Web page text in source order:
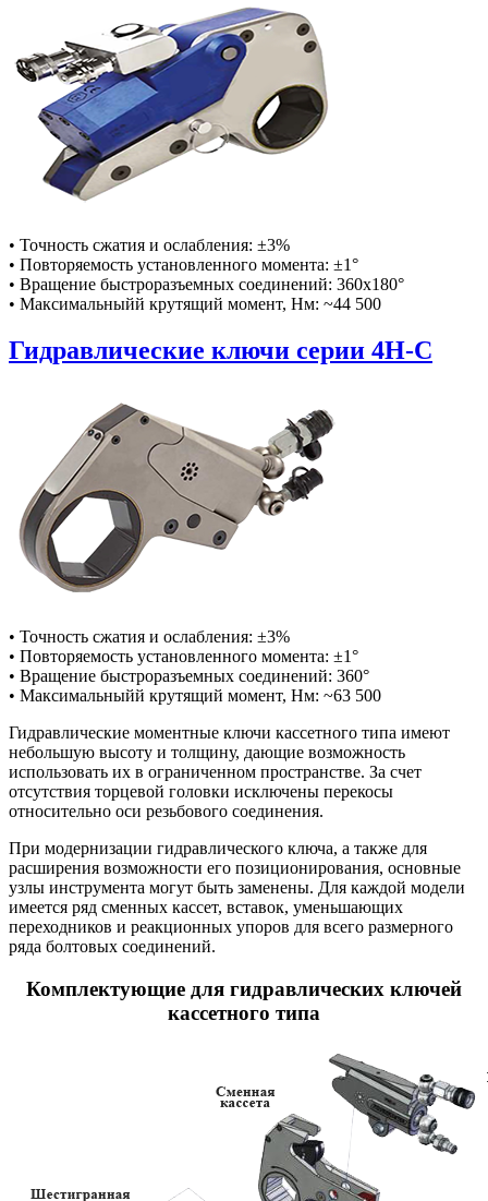
• Точность сжатия и ослабления: ±3%
• Повторяемость установленного момента: ±1°
• Вращение быстроразъемных соединений: 360x180°
• Максимальныйй крутящий момент, Нм: ~44 500
Гидравлические ключи серии 4H-C
• Точность сжатия и ослабления: ±3%
• Повторяемость установленного момента: ±1°
• Вращение быстроразъемных соединений: 360°
• Максимальныйй крутящий момент, Нм: ~63 500
Гидравлические моментные ключи кассетного типа имеют
небольшую высоту и толщину, дающие возможность
использовать их в ограниченном пространстве. За счет
отсутствия торцевой головки исключены перекосы
относительно оси резьбового соединения.
При модернизации гидравлического ключа, а также для
расширения возможности его позиционирования, основные
узлы инструмента могут быть заменены. Для каждой модели
имеется ряд сменных кассет, вставок, уменьшающих
переходников и реакционных упоров для всего размерного
ряда болтовых соединений.
Комплектующие для гидравлических ключей
кассетного типа